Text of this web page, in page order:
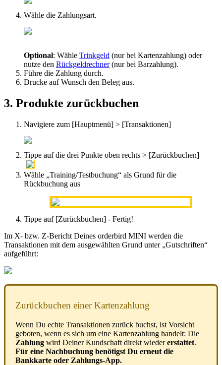
Wähle die Zahlungsart.
Optional: Wähle Trinkgeld (nur bei Kartenzahlung) oder
nutze den Rückgeldrechner (nur bei Barzahlung).
Führe die Zahlung durch.
Drucke auf Wunsch den Beleg aus.
3. Produkte zurückbuchen
Navigiere zum [Hauptmenü] > [Transaktionen]
Tippe auf die drei Punkte oben rechts > [Zurückbuchen]
Wähle „Training/Testbuchung“ als Grund für die
Rückbuchung aus
Tippe auf [Zurückbuchen] - Fertig!
Im X- bzw. Z-Bericht Deines orderbird MINI werden die
Transaktionen mit dem ausgewählten Grund unter „Gutschriften“
aufgeführt:
Zurückbuchen einer Kartenzahlung
Wenn Du echte Transaktionen zurück buchst, ist Vorsicht
geboten, wenn es sich um eine Kartenzahlung handelt: Die
Zahlung wird Deiner Kundschaft direkt wieder erstattet.
Für eine Nachbuchung benötigst Du erneut die
Bankkarte oder Zahlungs-App.